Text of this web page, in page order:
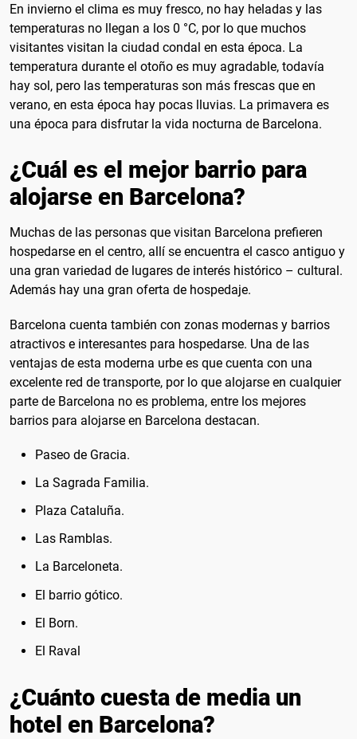
En invierno el clima es muy fresco, no hay heladas y las
temperaturas no llegan a los 0 °C, por lo que muchos
visitantes visitan la ciudad condal en esta época. La
temperatura durante el otoño es muy agradable, todavía
hay sol, pero las temperaturas son más frescas que en
verano, en esta época hay pocas lluvias. La primavera es
una época para disfrutar la vida nocturna de Barcelona.
¿Cuál es el mejor barrio para
alojarse en Barcelona?
Muchas de las personas que visitan Barcelona prefieren
hospedarse en el centro, allí se encuentra el casco antiguo y
una gran variedad de lugares de interés histórico – cultural.
Además hay una gran oferta de hospedaje.
Barcelona cuenta también con zonas modernas y barrios
atractivos e interesantes para hospedarse. Una de las
ventajas de esta moderna urbe es que cuenta con una
excelente red de transporte, por lo que alojarse en cualquier
parte de Barcelona no es problema, entre los mejores
barrios para alojarse en Barcelona destacan.
Paseo de Gracia.
La Sagrada Familia.
Plaza Cataluña.
Las Ramblas.
La Barceloneta.
El barrio gótico.
El Born.
El Raval
¿Cuánto cuesta de media un
hotel en Barcelona?